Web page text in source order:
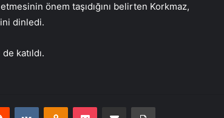
önem taşıdığını belirten Korkmaz,
dinledi.
katıldı.
Reddit VKontakteOdnoklassniki
Pocket E-Posta ile paylaş Yazdır